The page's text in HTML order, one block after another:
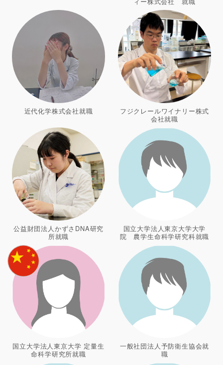
近代化学株式会社就職
フジクレールワイナリー株式
会社就職
公益財団法人かずさDNA研究
所就職
国立大学法人東京大学大学
院 農学生命科学研究科就職
国立大学法人東京大学 定量生
命科学研究所就職
一般社団法人予防衛生協会就
職